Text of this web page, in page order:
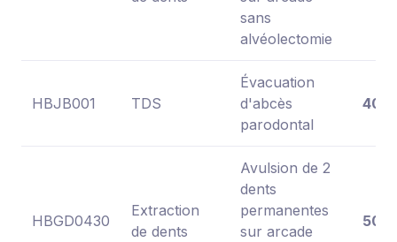
sans
alvéolectomie
HBJB001 TDS
Évacuation
d'abcès
parodontal
HBGD0430
Extraction
de dents
Avulsion de 2
dents
permanentes
sur arcade